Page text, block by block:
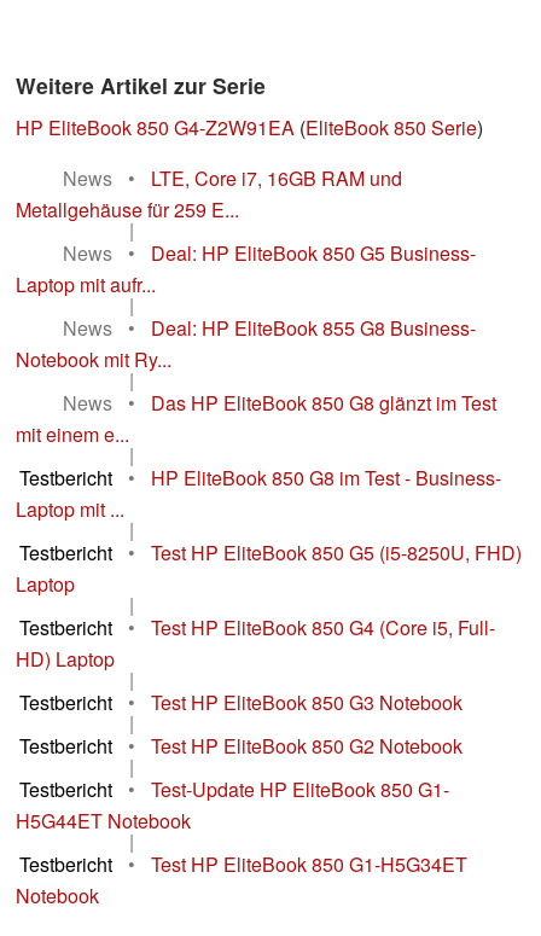
Weitere Artikel zur Serie
HP EliteBook 850 G4-Z2W91EA (EliteBook 850 Serie)
News
•
LTE, Core i7, 16GB RAM und
Metallgehäuse für 259 E...
|
News
•
Deal: HP EliteBook 850 G5 Business-
Laptop mit aufr...
|
News
•
Deal: HP EliteBook 855 G8 Business-
Notebook mit Ry...
|
News
•
Das HP EliteBook 850 G8 glänzt im Test
mit einem e...
|
Testbericht
•
HP EliteBook 850 G8 im Test - Business-
Laptop mit ...
|
Testbericht
•
Test HP EliteBook 850 G5 (i5-8250U, FHD)
Laptop
|
Testbericht
•
Test HP EliteBook 850 G4 (Core i5, Full-
HD) Laptop
|
Testbericht
• Test HP EliteBook 850 G3 Notebook
|
Testbericht
• Test HP EliteBook 850 G2 Notebook
|
Testbericht
•
Test-Update HP EliteBook 850 G1-
H5G44ET Notebook
|
Testbericht
•
Test HP EliteBook 850 G1-H5G34ET
Notebook